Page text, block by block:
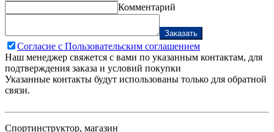
Комментарий
Заказать
Согласие с Пользовательским соглашением
Наш менеджер свяжется с вами по указанным контактам, для
подтверждения заказа и условий покупки
Указанные контакты будут использованы только для обратной
связи.
Спортинструктор, магазин